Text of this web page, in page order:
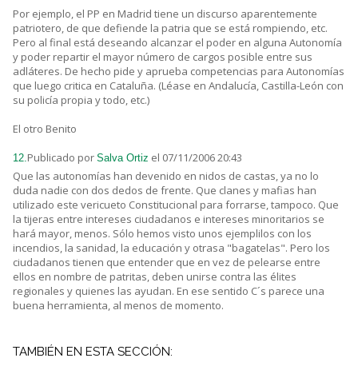
Por ejemplo, el PP en Madrid tiene un discurso aparentemente
patriotero, de que defiende la patria que se está rompiendo, etc.
Pero al final está deseando alcanzar el poder en alguna Autonomía
y poder repartir el mayor número de cargos posible entre sus
adláteres. De hecho pide y aprueba competencias para Autonomías
que luego critica en Cataluña. (Léase en Andalucía, Castilla-León con
su policía propia y todo, etc.)
El otro Benito
12.Publicado por Salva Ortiz el 07/11/2006 20:43
Que las autonomías han devenido en nidos de castas, ya no lo
duda nadie con dos dedos de frente. Que clanes y mafias han
utilizado este vericueto Constitucional para forrarse, tampoco. Que
la tijeras entre intereses ciudadanos e intereses minoritarios se
hará mayor, menos. Sólo hemos visto unos ejemplilos con los
incendios, la sanidad, la educación y otrasa "bagatelas". Pero los
ciudadanos tienen que entender que en vez de pelearse entre
ellos en nombre de patritas, deben unirse contra las élites
regionales y quienes las ayudan. En ese sentido C´s parece una
buena herramienta, al menos de momento.
TAMBIÉN EN ESTA SECCIÓN: